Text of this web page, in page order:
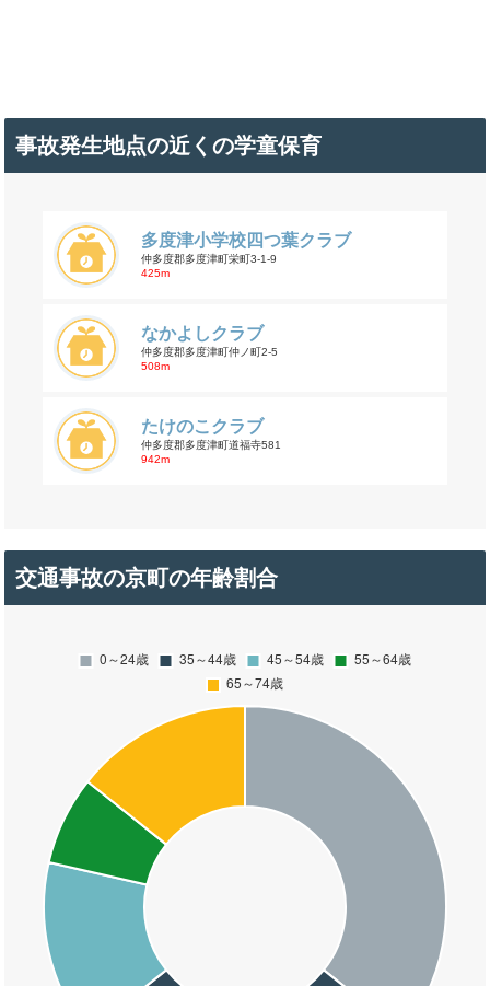
事故発生地点の近くの学童保育
多度津小学校四つ葉クラブ
仲多度郡多度津町栄町3-1-9
425m
なかよしクラブ
仲多度郡多度津町仲ノ町2-5
508m
たけのこクラブ
仲多度郡多度津町道福寺581
942m
交通事故の京町の年齢割合